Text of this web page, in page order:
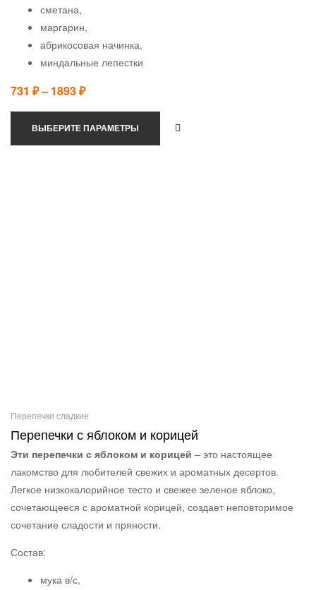
сметана,
маргарин,
абрикосовая начинка,
миндальные лепестки
731 ₽– 1893₽
ВЫБЕРИТЕ ПАРАМЕТРЫ
Перепечки сладкие
Перепечки с яблоком и корицей
Эти перепечки с яблоком и корицей – это настоящее
лакомство для любителей свежих и ароматных десертов.
Легкое низкокалорийное тесто и свежее зеленое яблоко,
сочетающееся с ароматной корицей, создает неповторимое
сочетание сладости и пряности.
Состав:
мука в/с,